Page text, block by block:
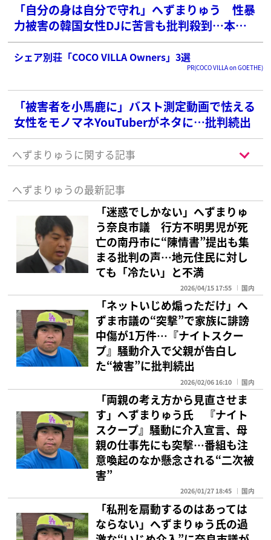
「自分の身は自分で守れ」へずまりゅう 性暴
力被害の韓国女性DJに苦言も批判殺到…本人
に「話題作りお疲れ様」とリプライまで
シェア別荘「COCO VILLA Owners」3選
PR(COCO VILLA on GOETHE)
「被害者を小馬鹿に」バスト測定動画で怯える
女性をモノマネYouTuberがネタに…批判続出
へずまりゅうに関する記事
へずまりゅうの最新記事
「迷惑でしかない」へずまりゅ
う奈良市議 行方不明男児が死
亡の南丹市に“陳情書”提出も集
まる批判の声…地元住民に対し
ても「冷たい」と不満
2026/04/15 17:55 国内
「ネットいじめ煽っただけ」へ
ずま市議の“突撃”で家族に誹謗
中傷が1万件…『ナイトスクー
プ』騒動介入で父親が告白し
た“被害”に批判続出
2026/02/06 16:10 国内
「両親の考え方から見直させま
す」へずまりゅう氏 『ナイト
スクープ』騒動に介入宣言、母
親の仕事先にも突撃…番組も注
意喚起のなか懸念される“二次被
害”
2026/01/27 18:45 国内
「私刑を扇動するのはあっては
ならない」へずまりゅう氏の過